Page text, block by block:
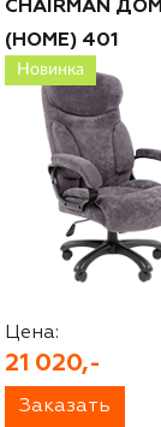
CHAIRMAN ДОМ
(HOME) 401
Новинка
Цена:
21 020,-
Заказать